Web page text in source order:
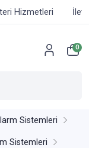
Hizmetleri
0
Sistemleri
Sistemleri